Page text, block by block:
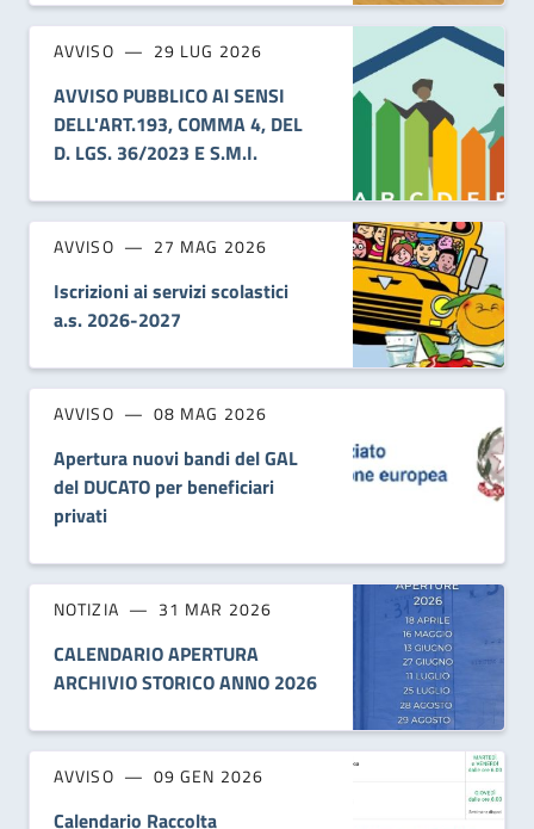
AVVISO 29 LUG 2026
AVVISO PUBBLICO Al SENSI
DELL'ART.193, COMMA 4, DEL
D. LGS. 36/2023 E S.M.I.
AVVISO 27 MAG 2026
Iscrizioni ai servizi scolastici
a.s. 2026-2027
AVVISO 08 MAG 2026
Apertura nuovi bandi del GAL
del DUCATO per beneficiari
privati
NOTIZIA 31 MAR 2026
CALENDARIO APERTURA
ARCHIVIO STORICO ANNO 2026
AVVISO 09 GEN 2026
Calendario Raccolta